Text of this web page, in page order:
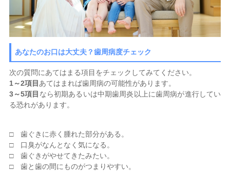
あなたのお口は大丈夫？歯周病度チェック
次の質問にあてはまる項目をチェックしてみてください。
1～2項目 あてはまれば歯周病の可能性があります。
3～5項目 なら初期あるいは中期歯周炎以上に歯周病が進行してい
る恐れがあります。
□ 歯ぐきに赤く腫れた部分がある。
□ 口臭がなんとなく気になる。
□ 歯ぐきがやせてきたみたい。
□ 歯と歯の間にものがつまりやすい。